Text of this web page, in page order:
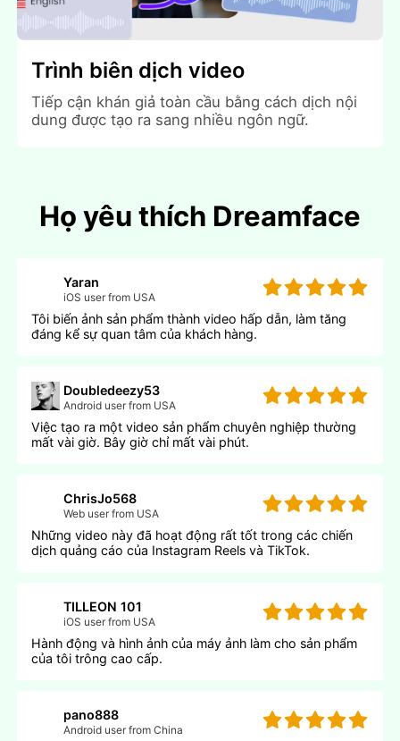
Trình biên dịch video
Tiếp cận khán giả toàn cầu bằng cách dịch nội
dung được tạo ra sang nhiều ngôn ngữ.
Họ yêu thích Dreamface
Yaran
iOS user from USA
Tôi biến ảnh sản phẩm thành video hấp dẫn, làm tăng
đáng kể sự quan tâm của khách hàng.
Doubledeezy53
Android user from USA
Việc tạo ra một video sản phẩm chuyên nghiệp thường
mất vài giờ. Bây giờ chỉ mất vài phút.
ChrisJo568
Web user from USA
Những video này đã hoạt động rất tốt trong các chiến
dịch quảng cáo của Instagram Reels và TikTok.
TILLEON 101
iOS user from USA
Hành động và hình ảnh của máy ảnh làm cho sản phẩm
của tôi trông cao cấp.
pano888
Android user from China